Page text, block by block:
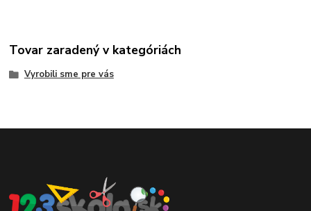
Tovar zaradený v kategóriách
Vyrobili sme pre vás